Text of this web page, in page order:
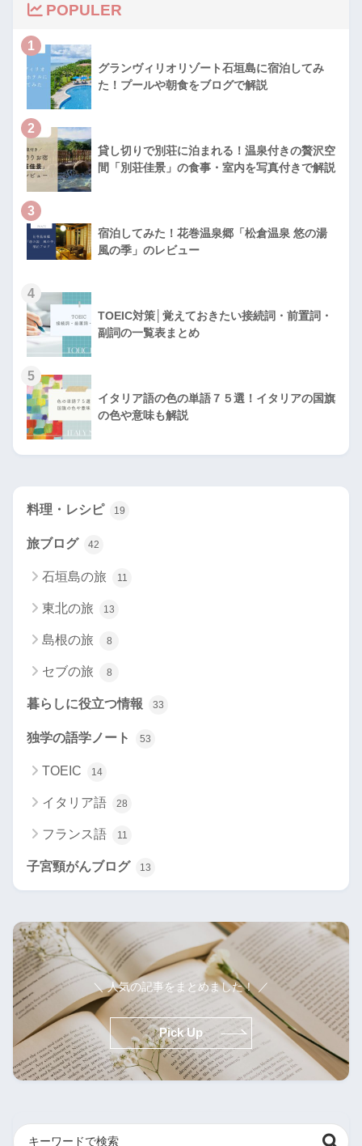
POPULER
1
グランヴィリオリゾート石垣島に宿泊してみ
た！プールや朝食をブログで解説
2
貸し切りで別荘に泊まれる！温泉付きの贅沢空
間「別荘佳景」の食事・室内を写真付きで解説
3
宿泊してみた！花巻温泉郷「松倉温泉 悠の湯
風の季」のレビュー
4
TOEIC対策│覚えておきたい接続詞・前置詞・
副詞の一覧表まとめ
5
イタリア語の色の単語７５選！イタリアの国旗
の色や意味も解説
料理・レシピ 19
旅ブログ 42
石垣島の旅 11
東北の旅 13
島根の旅 8
セブの旅 8
暮らしに役立つ情報 33
独学の語学ノート 53
TOEIC 14
イタリア語 28
フランス語 11
子宮頸がんブログ 13
＼ 人気の記事をまとめました！ ／
Pick Up